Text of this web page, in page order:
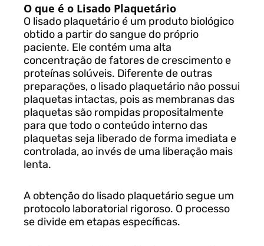
O que é o Lisado Plaquetário
O lisado plaquetário é um produto biológico
obtido a partir do sangue do próprio
paciente. Ele contém uma alta
concentração de fatores de crescimento e
proteínas solúveis. Diferente de outras
preparações, o lisado plaquetário não possui
plaquetas intactas, pois as membranas das
plaquetas são rompidas propositalmente
para que todo o conteúdo interno das
plaquetas seja liberado de forma imediata e
controlada, ao invés de uma liberação mais
lenta.
A obtenção do lisado plaquetário segue um
protocolo laboratorial rigoroso. O processo
se divide em etapas específicas.